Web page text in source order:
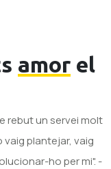
amorel
rebut un servei molt
vaig plantejar, vaig
ho per mi". -